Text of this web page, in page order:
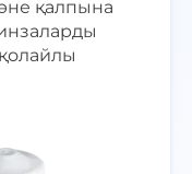
қалпына